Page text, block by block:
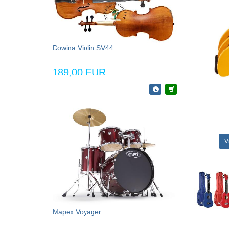
Dowina Violin SV44
189,00 EUR
Mapex Voyager